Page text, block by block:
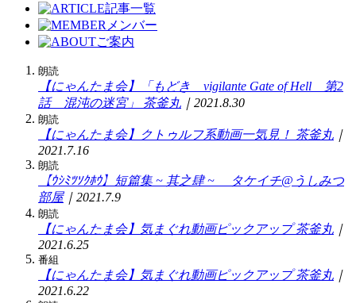
記事一覧
メンバー
ご案内
朗読
【にゃんたま会】「もどき vigilante Gate of Hell 第2
話 混沌の迷宮」
茶釜丸 ｜2021.8.30
朗読
【にゃんたま会】クトゥルフ系動画一気見！ 茶釜丸 ｜
2021.7.16
朗読
【ｳｼﾐﾂｿｸﾎｳ】短篇集 ~ 其之肆 ~
タケイチ@うしみつ
部屋｜2021.7.9
朗読
【にゃんたま会】気まぐれ動画ピックアップ 茶釜丸 ｜
2021.6.25
番組
【にゃんたま会】気まぐれ動画ピックアップ 茶釜丸 ｜
2021.6.22